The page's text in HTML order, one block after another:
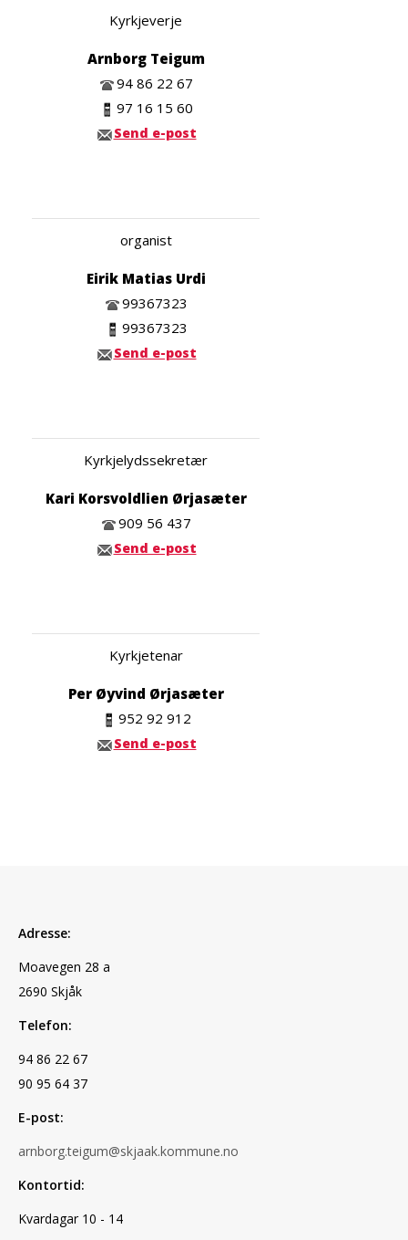
Kyrkjeverje
Arnborg Teigum
94 86 22 67
97 16 15 60
Send e-post
organist
Eirik Matias Urdi
99367323
99367323
Send e-post
Kyrkjelydssekretær
Kari Korsvoldlien Ørjasæter
909 56 437
Send e-post
Kyrkjetenar
Per Øyvind Ørjasæter
952 92 912
Send e-post
Adresse:
Moavegen 28 a
2690 Skjåk
Telefon:
94 86 22 67
90 95 64 37
E-post:
arnborg.teigum@skjaak.kommune.no
Kontortid:
Kvardagar 10 - 14